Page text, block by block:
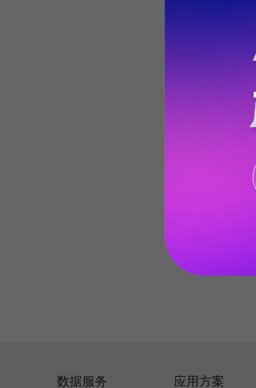
数据服务 应用方案